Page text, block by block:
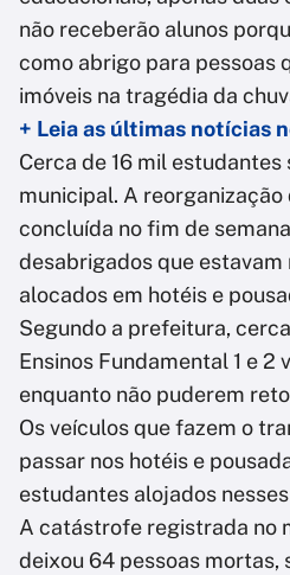
não receberão alunos
como abrigo para pessoas
imóveis na tragédia da
+ Leia as últimas notícias
Cerca de 16 mil
municipal. A reorganização
concluída no fim de
desabrigados que estavam
alocados em hotéis e
Segundo a prefeitura,
Ensinos Fundamental 1 e 2
enquanto não puderem
Os veículos que fazem o
passar nos hotéis e
estudantes alojados
A catástrofe registrada no
deixou 64 pessoas mortas,